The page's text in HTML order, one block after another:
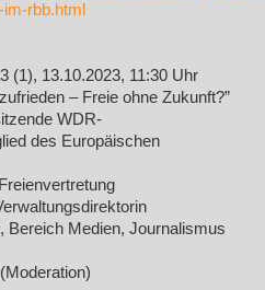
rbb.html
(1), 13.10.2023, 11:30 Uhr
– Freie ohne Zukunft?”
WDR-
des Europäischen
Bereich Medien, Journalismus